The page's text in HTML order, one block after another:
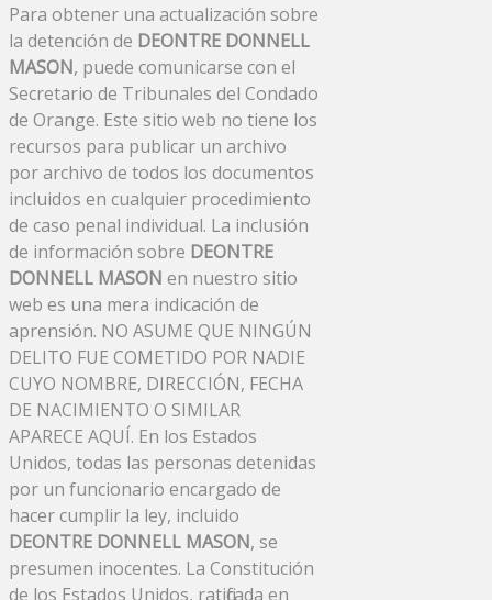
Para obtener una actualización sobre
la detención de DEONTRE DONNELL
MASON, puede comunicarse con el
Secretario de Tribunales del Condado
de Orange. Este sitio web no tiene los
recursos para publicar un archivo
por archivo de todos los documentos
incluidos en cualquier procedimiento
de caso penal individual. La inclusión
de información sobre DEONTRE
DONNELL MASON en nuestro sitio
web es una mera indicación de
aprensión. NO ASUME QUE NINGÚN
DELITO FUE COMETIDO POR NADIE
CUYO NOMBRE, DIRECCIÓN, FECHA
DE NACIMIENTO O SIMILAR
APARECE AQUÍ. En los Estados
Unidos, todas las personas detenidas
por un funcionario encargado de
hacer cumplir la ley, incluido
DEONTRE DONNELL MASON, se
presumen inocentes. La Constitución
de los Estados Unidos, ratificada en